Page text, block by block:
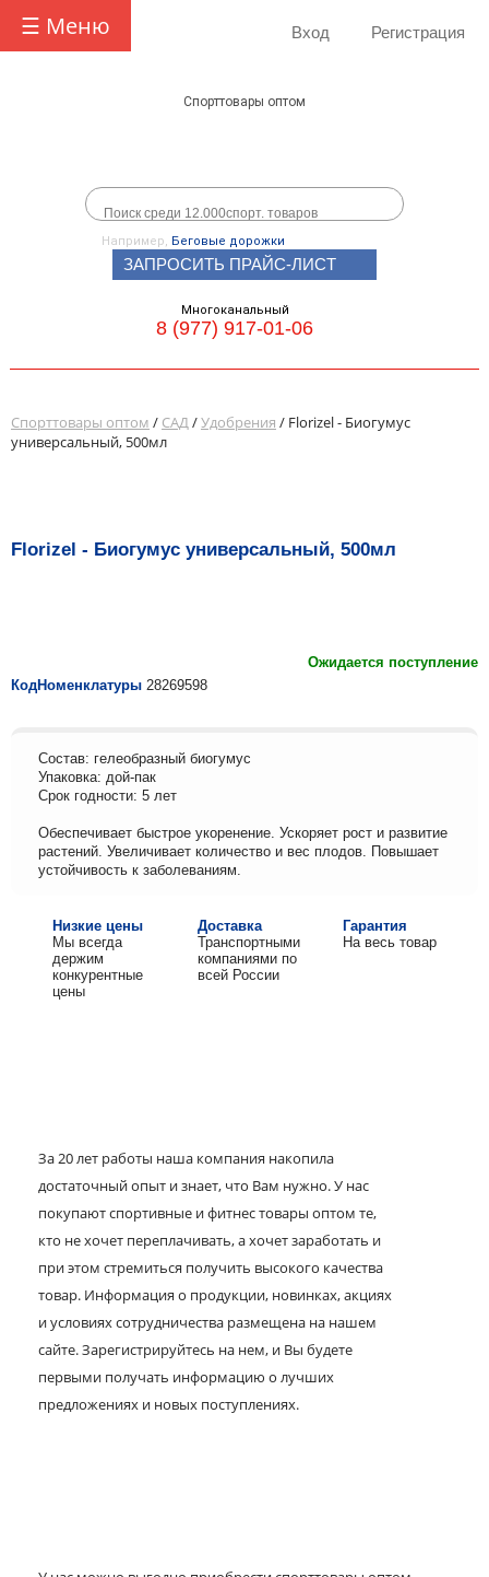
☰ Меню Вход Регистрация
Спорттовары оптом
Например, Беговые дорожки
ЗАПРОСИТЬ ПРАЙС-ЛИСТ
Многоканальный
8 (977) 917-01-06
Спорттовары оптом / САД/Удобрения / Florizel - Биогумус
универсальный, 500мл
Florizel - Биогумус универсальный, 500мл
Ожидается поступление
КодНоменклатуры 28269598
Состав: гелеобразный биогумус
Упаковка: дой-пак
Срок годности: 5 лет
Обеспечивает быстрое укоренение. Ускоряет рост и развитие
растений. Увеличивает количество и вес плодов. Повышает
устойчивость к заболеваниям.
Низкие цены
Мы всегда
держим
конкурентные
цены
Доставка
Транспортными
компаниями по
всей России
Гарантия
На весь товар
За 20 лет работы наша компания накопила
достаточный опыт и знает, что Вам нужно. У нас
покупают спортивные и фитнес товары оптом те,
кто не хочет переплачивать, а хочет заработать и
при этом стремиться получить высокого качества
товар. Информация о продукции, новинках, акциях
и условиях сотрудничества размещена на нашем
сайте. Зарегистрируйтесь на нем, и Вы будете
первыми получать информацию о лучших
предложениях и новых поступлениях.